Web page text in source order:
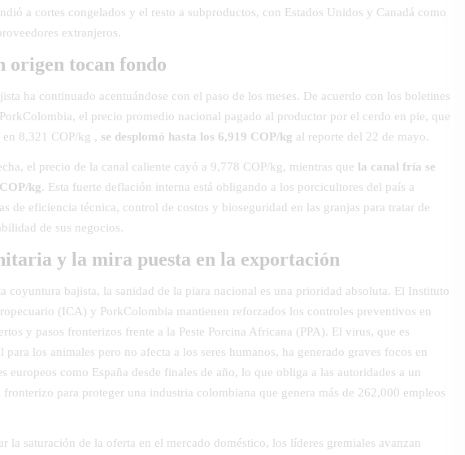
a cortes congelados y el resto a subproductos, con Estados Unidos y Canadá como
extranjeros.
origen tocan fondo
ha continuado acentuándose con el paso de los meses. De acuerdo con los boletines
el precio promedio nacional pagado al productor por el cerdo en pie, que
8,321 COP/kg , se desplomó hasta los 6,919 COP/kg al reporte del 22 de mayo.
el precio de la canal caliente cayó a 9,778 COP/kg, mientras que la canal fría se
kg. Esta fuerte deflación interna está obligando a los porcicultores del país a
de eficiencia técnica, control de costos y bioseguridad en las granjas para tratar de
de sus negocios.
y la mira puesta en la exportación
coyuntura bajista, la sanidad de la piara nacional es una prioridad absoluta. El Instituto
(ICA) y PorkColombia mantienen reforzados los controles preventivos en
y pasos fronterizos frente a la Peste Porcina Africana (PPA). El virus, que es
para los animales pero no afecta a los seres humanos, ha generado graves focos en
europeos como España desde finales de año, lo que obliga a las autoridades a un
para proteger una industria colombiana que genera más de 262,000 empleos
la saturación de la oferta en el mercado doméstico, los líderes gremiales avanzan